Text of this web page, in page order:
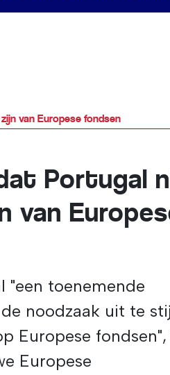
van Europese fondsen
Portugal
van
"een toenemende
noodzaak uit te
Europese
Europese